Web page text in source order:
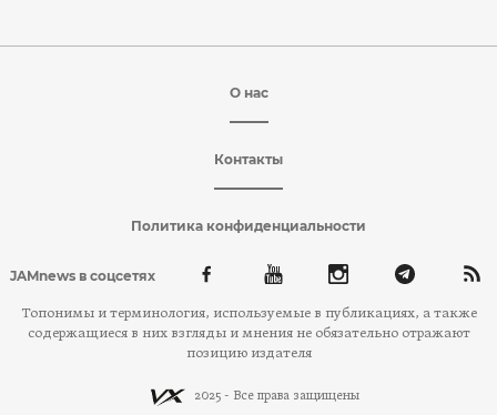
О нас
Контакты
Политика конфиденциальности
JAMnews в соцсетях
Топонимы и терминология, используемые в публикациях, а также
содержащиеся в них взгляды и мнения не обязательно отражают
позицию издателя
2025 - Все права защищены